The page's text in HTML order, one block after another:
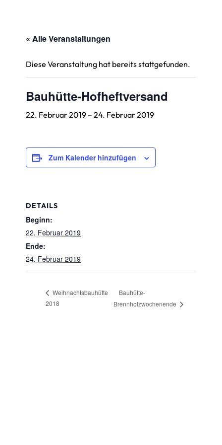
« Alle Veranstaltungen
Diese Veranstaltung hat bereits stattgefunden.
Bauhütte-Hofheftversand
22. Februar 2019 – 24. Februar 2019
Zum Kalender hinzufügen
DETAILS
Beginn:
22. Februar 2019
Ende:
24. Februar 2019
Weihnachtsbauhütte
2018
Bauhütte-
Brennholzwochenende